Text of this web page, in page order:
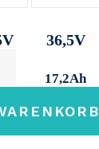
36,5V
17,2Ah